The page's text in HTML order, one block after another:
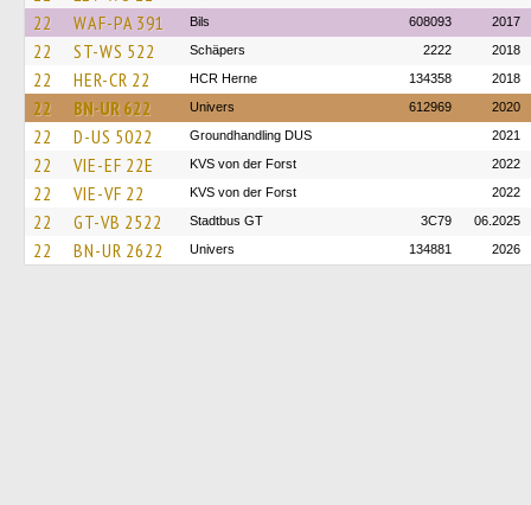
22 WAF-PA 391 Bils 608093 2017
22 ST-WS 522 Schäpers 2222 2018
22 HER-CR 22 HCR Herne 134358 2018
22 BN-UR 622 Univers 612969 2020
22 D-US 5022 Groundhandling DUS 2021
22 VIE-EF 22E KVS von der Forst 2022
22 VIE-VF 22 KVS von der Forst 2022
22 GT-VB 2522 Stadtbus GT 3C79 06.2025
22 BN-UR 2622 Univers 134881 2026